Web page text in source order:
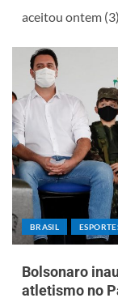
aceitou ontem
BRASIL
Bolsonaro
atletismo no